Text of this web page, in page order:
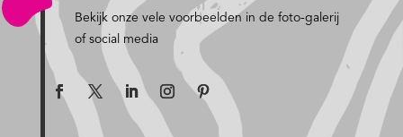
Bekijk onze vele voorbeelden in de foto-galerij
of social media